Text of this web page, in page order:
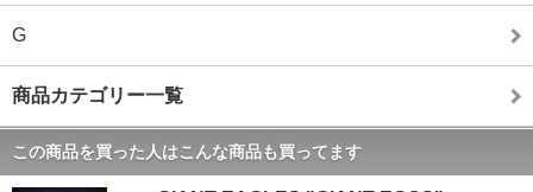
G
商品カテゴリー一覧
この商品を買った人はこんな商品も買ってます